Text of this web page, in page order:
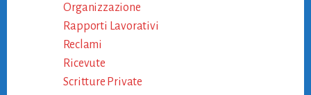
Organizzazione
Rapporti Lavorativi
Reclami
Ricevute
Scritture Private